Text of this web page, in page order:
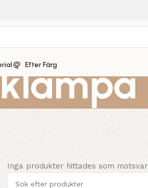
Efter Färg
Inga produkter hittades som